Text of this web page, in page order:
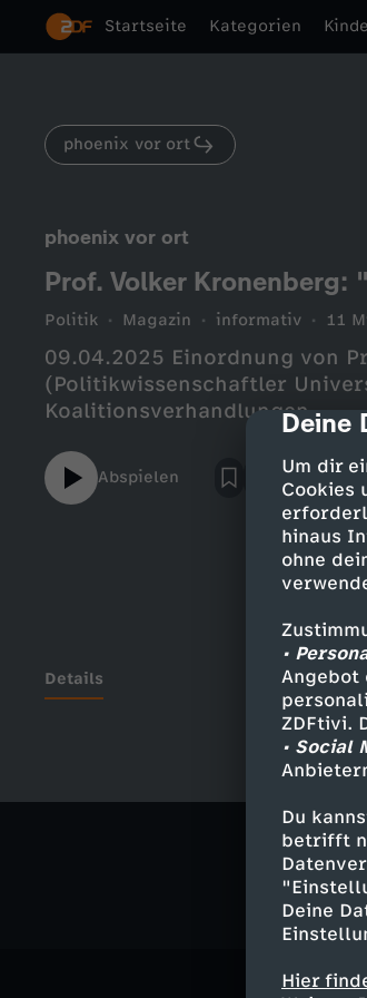
cmp-
Deine
Um dir
Cookies
hinaus
ohne
•
Angebot
ZDFtivi.
• Social
Du
betrifft
Deine
Hier
Startseite Kategorien
phoenix vor ort
phoenix vor ort
Prof. Volker
Politik Magazin informativ 11
09.04.2025 Einordnung von Prof. Volker Kronenberg
(Politikwissenschaftler
Koalitionsverhandlungen
Abspielen
Details